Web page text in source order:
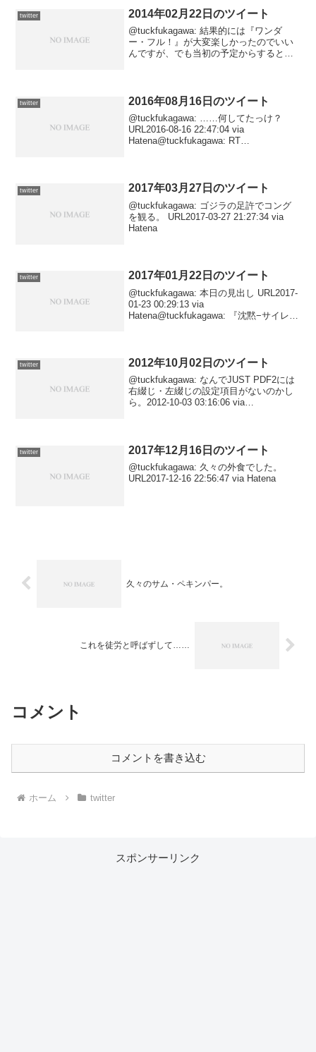
twitter 2014年02月22日のツイート
@tuckfukagawa: 結果的には『ワンダ
ー・フル！』が大変楽しかったのでいい
んですが、でも当初の予定からすると、
02-2...
twitter 2016年08月16日のツイート
@tuckfukagawa: ……何してたっけ？
URL2016-08-16 22:47:04 via
Hatena@tuckfukagawa: RT
twitter 2017年03月27日のツイート
@tuckfukagawa: ゴジラの足許でコング
を観る。 URL2017-03-27 21:27:34 via
Hatena
twitter 2017年01月22日のツイート
@tuckfukagawa: 本日の見出し URL2017-
01-23 00:29:13 via
Hatena@tuckfukagawa: 『沈黙−サイレン
twitter 2012年10月02日のツイート
@tuckfukagawa: なんでJUST PDF2には
右綴じ・左綴じの設定項目がないのかし
ら。2012-10-03 03:16:06 via
twitter 2017年12月16日のツイート
@tuckfukagawa: 久々の外食でした。
URL2017-12-16 22:56:47 via Hatena
久々のサム・ペキンパー。
これを徒労と呼ばずして……
コメント
コメントを書き込む
ホーム twitter
スポンサーリンク